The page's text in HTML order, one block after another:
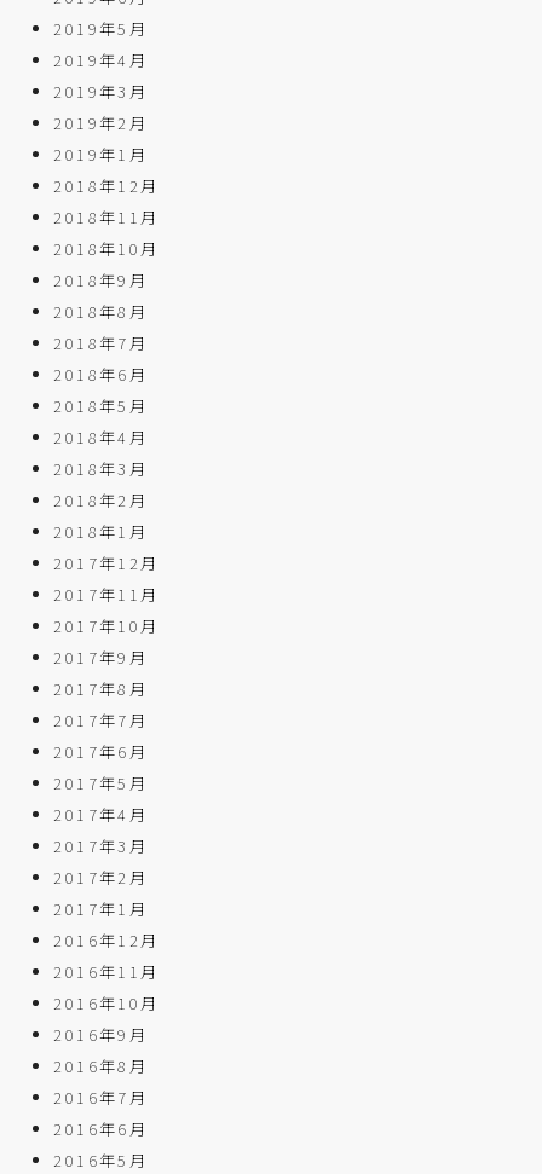
2019年5月
2019年4月
2019年3月
2019年2月
2019年1月
2018年12月
2018年11月
2018年10月
2018年9月
2018年8月
2018年7月
2018年6月
2018年5月
2018年4月
2018年3月
2018年2月
2018年1月
2017年12月
2017年11月
2017年10月
2017年9月
2017年8月
2017年7月
2017年6月
2017年5月
2017年4月
2017年3月
2017年2月
2017年1月
2016年12月
2016年11月
2016年10月
2016年9月
2016年8月
2016年7月
2016年6月
2016年5月